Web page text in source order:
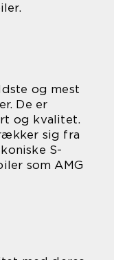
og mest
De er
og kvalitet.
sig fra
S-
som AMG